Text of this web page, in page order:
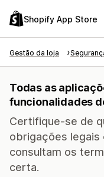
Shopify App Store
Gestão da loja
Todas as
funcionalidades
Certifique-se de
obrigações legais
consultam os
certa.